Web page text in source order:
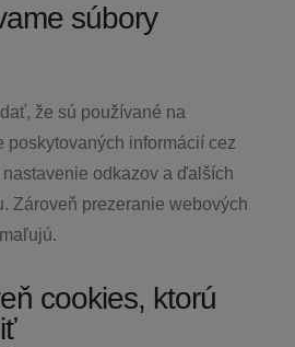
súbory
že sú používané na
poskytovaných informácií cez
odkazov a ďalších
Zároveň prezeranie webových
cookies, ktorú